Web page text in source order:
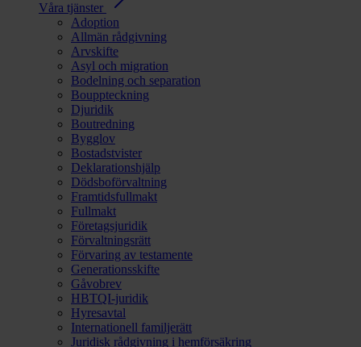
Våra tjänster
Adoption
Allmän rådgivning
Arvskifte
Asyl och migration
Bodelning och separation
Bouppteckning
Djuridik
Boutredning
Bygglov
Bostadstvister
Deklarationshjälp
Dödsboförvaltning
Framtidsfullmakt
Fullmakt
Företagsjuridik
Förvaltningsrätt
Förvaring av testamente
Generationsskifte
Gåvobrev
HBTQI-juridik
Hyresavtal
Internationell familjerätt
Juridisk rådgivning i hemförsäkring